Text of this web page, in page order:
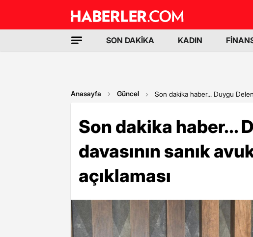
SON DAKİKA KADIN
Anasayfa Güncel Son dakika haber... Duygu Delen
Son dakika haber...
davasının sanık
açıklaması